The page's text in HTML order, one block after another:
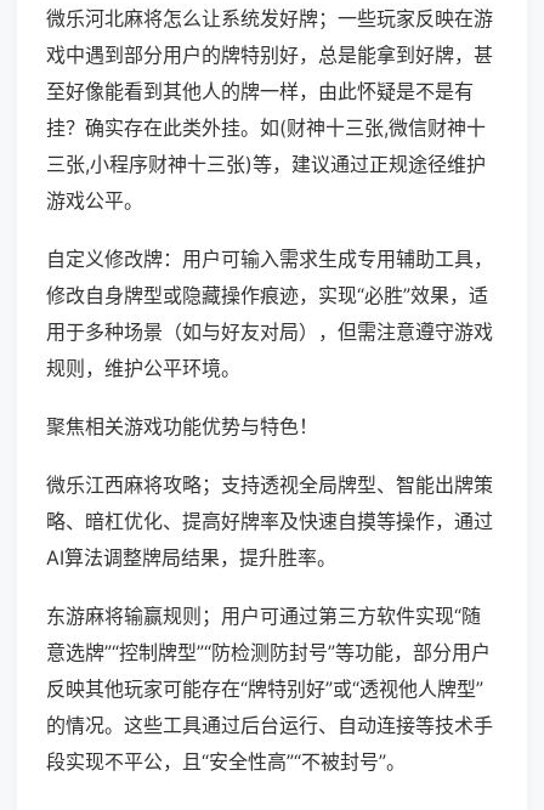
微乐河北麻将怎么让系统发好牌；一些玩家反映在游
戏中遇到部分用户的牌特别好，总是能拿到好牌，甚
至好像能看到其他人的牌一样，由此怀疑是不是有
挂？确实存在此类外挂。如(财神十三张,微信财神十
三张,小程序财神十三张)等，建议通过正规途径维护
游戏公平。
自定义修改牌：用户可输入需求生成专用辅助工具，
修改自身牌型或隐藏操作痕迹，实现“必胜”效果，适
用于多种场景（如与好友对局），但需注意遵守游戏
规则，维护公平环境。
聚焦相关游戏功能优势与特色！
微乐江西麻将攻略；支持透视全局牌型、智能出牌策
略、暗杠优化、提高好牌率及快速自摸等操作，通过
AI算法调整牌局结果，提升胜率。
东游麻将输赢规则；用户可通过第三方软件实现“随
意选牌”“控制牌型”“防检测防封号”等功能，部分用户
反映其他玩家可能存在“牌特别好”或“透视他人牌型”
的情况。这些工具通过后台运行、自动连接等技术手
段实现不平公，且“安全性高”“不被封号”。